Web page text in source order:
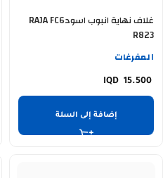
غلاف نهاية انبوب اسودRAJA FC6
R823
المفرغات
15.500
إضافة إلى السلة